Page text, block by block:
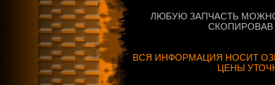
ЛЮБУЮ ЗАПЧАСТЬ
ВСЯ ИНФОРМАЦИЯ НОСИТ
ЦЕНЫ